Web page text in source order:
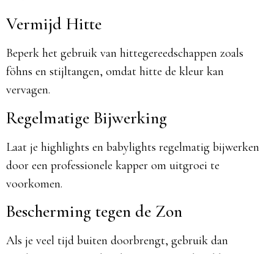
Vermijd Hitte
Beperk het gebruik van hittegereedschappen zoals
föhns en stijltangen, omdat hitte de kleur kan
vervagen.
Regelmatige Bijwerking
Laat je highlights en babylights regelmatig bijwerken
door een professionele kapper om uitgroei te
voorkomen.
Bescherming tegen de Zon
Als je veel tijd buiten doorbrengt, gebruik dan